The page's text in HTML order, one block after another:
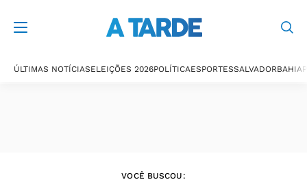
ÚLTIMAS NOTÍCIASELEIÇÕES 2026POLÍTICAESPORTESSALVADORBAHIA
VOCÊ BUSCOU: